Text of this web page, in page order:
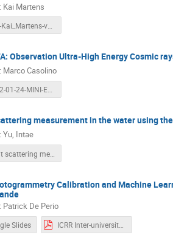
: Kai Martens
Observation Ultra-High Energy Cosmic
: Marco Casolino
2022-01-24-MINI-EUSO__Joint_work_ICRR.pdf
measurement in the water using
: Yu, Intae
Calibration and Machine
: Patrick De Perio
Slides ICRR Inter-university Report Jan. 2022.pdf